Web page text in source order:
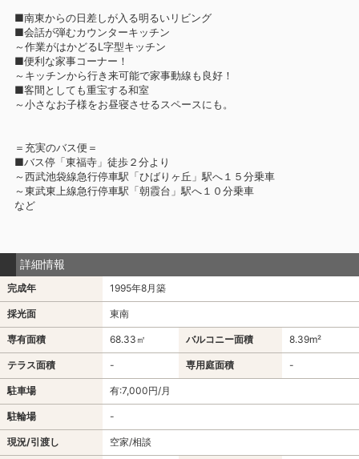
■南東からの日差しが入る明るいリビング
■会話が弾むカウンターキッチン
～作業がはかどるL字型キッチン
■便利な家事コーナー！
～キッチンから行き来可能で家事動線も良好！
■客間としても重宝する和室
～小さなお子様をお昼寝させるスペースにも。
＝充実のバス便＝
■バス停「東福寺」徒歩２分より
～西武池袋線急行停車駅「ひばりヶ丘」駅へ１５分乗車
～東武東上線急行停車駅「朝霞台」駅へ１０分乗車
など
詳細情報
完成年 1995年8月築
採光面 東南
専有面積 68.33㎡ バルコニー面積 8.39m²
テラス面積 - 専用庭面積 -
駐車場 有:7,000円/月
駐輪場 -
現況/引渡し 空家/相談